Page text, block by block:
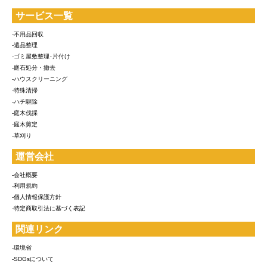
サービス一覧
-不用品回収
-遺品整理
-ゴミ屋敷整理･片付け
-庭石処分・撤去
-ハウスクリーニング
-特殊清掃
-ハチ駆除
-庭木伐採
-庭木剪定
-草刈り
運営会社
-会社概要
-利用規約
-個人情報保護方針
-特定商取引法に基づく表記
関連リンク
-環境省
-SDGsについて